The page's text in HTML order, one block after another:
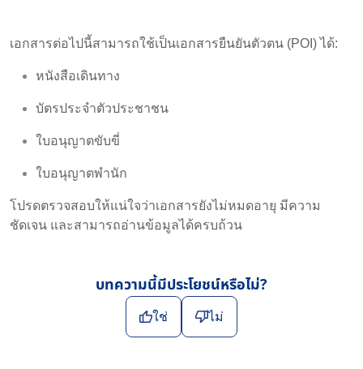
เอกสารต่อไปนี้สามารถใช้เป็นเอกสารยืนยันตัวตน (POI) ได้:
หนังสือเดินทาง
บัตรประจำตัวประชาชน
ใบอนุญาตขับขี่
ใบอนุญาตพำนัก
โปรดตรวจสอบให้แน่ใจว่าเอกสารยังไม่หมดอายุ มีความ
ชัดเจน และสามารถอ่านข้อมูลได้ครบถ้วน
บทความนี้มีประโยชน์หรือไม่?
ใช่ ไม่